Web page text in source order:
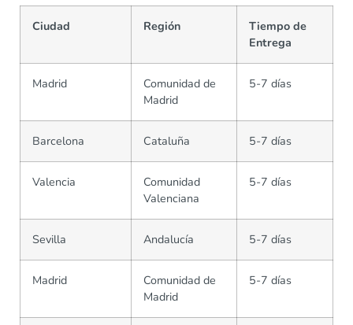
Ciudad Región
Tiempo de
Entrega
Madrid
Comunidad de
Madrid
5-7 días
Barcelona Cataluña 5-7 días
Valencia
Comunidad
Valenciana
5-7 días
Sevilla Andalucía 5-7 días
Madrid
Comunidad de
Madrid
5-7 días